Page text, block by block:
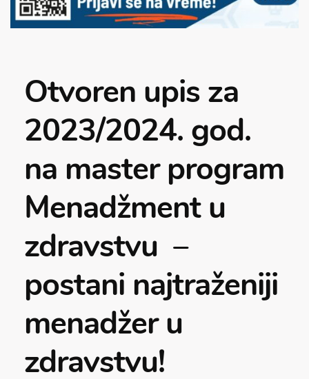
Otvoren upis za
2023/2024. god.
na master program
Menadžment u
zdravstvu –
postani najtraženiji
menadžer u
zdravstvu!